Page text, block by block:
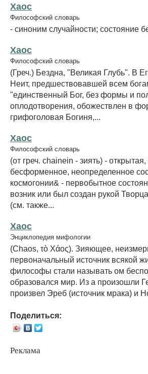
Хаос
Философский словарь
- синоним случайности; состояние
Хаос
Философский словарь
(Греч.) Бездна, "Великая Глубь". В
Неит, предшествовавшей всем
"единственный Бог, без формы и
оплодотворения, обожествлен в
грифоголовая Богиня,...
Хаос
Философский словарь
(от греч. chainein - зиять) -
бесформенное, неопределенное
космогонии& - первобытное
возник или был создан рукой
(см. также...
Хаос
Энциклопедия мифологии
(Chaos, τὸ Χάος). Зияющее,
первоначальный источник всякой
философы стали называть ом
образовался мир. Из а произошли
произвел Эреб (источник мрака) и
Поделиться:
Реклама